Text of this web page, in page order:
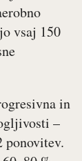
vsaj 150
in
–
ponovitev.